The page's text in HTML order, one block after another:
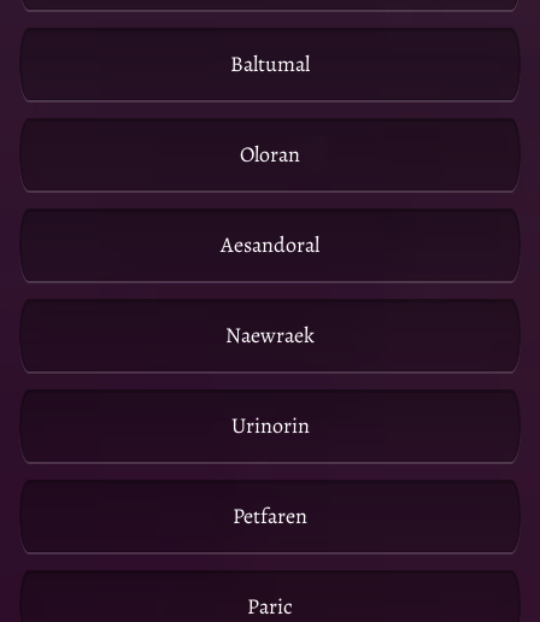
Baltumal
Oloran
Aesandoral
Naewraek
Urinorin
Petfaren
Paric